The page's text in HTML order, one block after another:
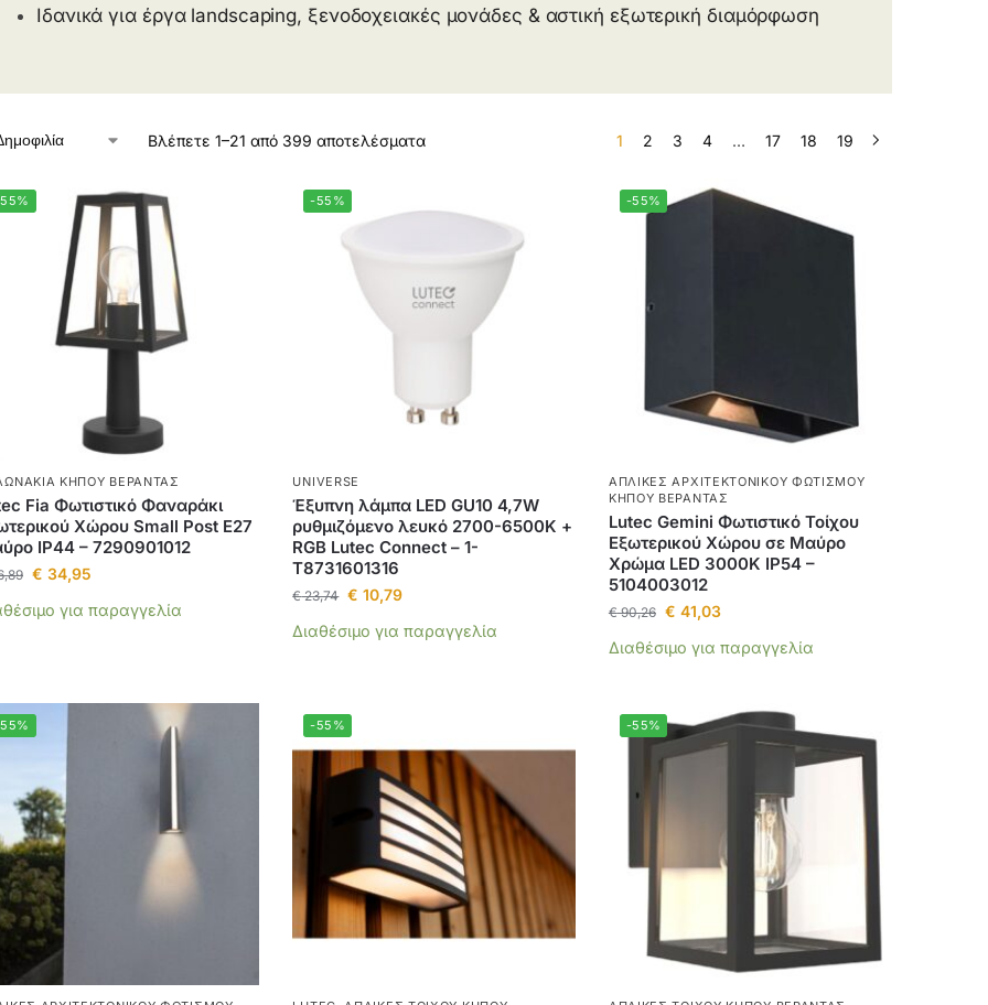
Ιδανικά για έργα landscaping, ξενοδοχειακές μονάδες & αστική εξωτερική διαμόρφωση
Βλέπετε 1–21 από 399 αποτελέσματα 1 2 3 4 … 17 18 19
ΚΉΠΟΥ ΒΕΡΆΝΤΑΣ
Fia Φωτιστικό Φαναράκι
Χώρου Small Post E27
IP44 – 7290901012
€ 34,95
για παραγγελία
-55%
UNIVERSE
Έξυπνη λάμπα LED GU10 4,7W
ρυθμιζόμενο λευκό 2700-6500Κ +
RGB Lutec Connect – 1-
T8731601316
€23,74 € 10,79
Διαθέσιμο για παραγγελία
-55%
ΑΠΛΊΚΕΣ ΑΡΧΙΤΕΚΤΟΝΙΚΟΎ ΦΩΤΙΣΜΟΎ
ΚΉΠΟΥ ΒΕΡΆΝΤΑΣ
Lutec Gemini Φωτιστικό Τοίχου
Εξωτερικού Χώρου σε Μαύρο
Χρώμα LED 3000K IP54 –
5104003012
€90,26 € 41,03
Διαθέσιμο για παραγγελία
-55% -55%